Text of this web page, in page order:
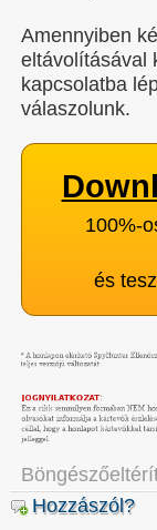
Amennyiben
eltávolításával
kapcsolatba
válaszolunk.
100%-
és
Hozzászól?